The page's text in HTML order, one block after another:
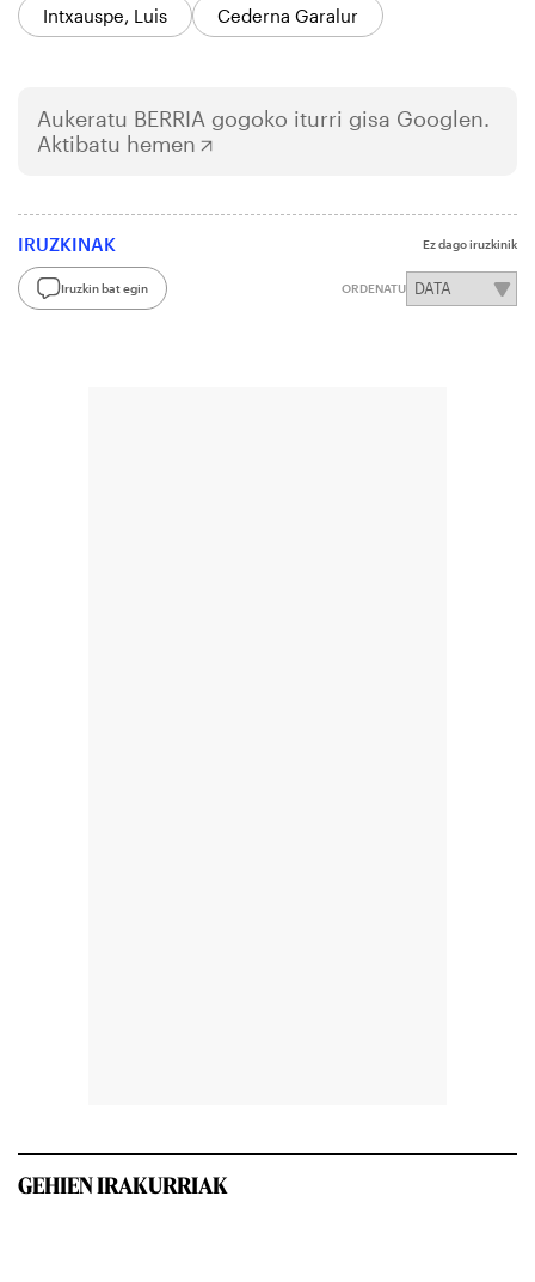
Intxauspe, Luis Cederna Garalur
Aukeratu BERRIA gogoko iturri gisa Googlen.
Aktibatu hemen
IRUZKINAK Ez dago iruzkinik
Iruzkin bat egin ORDENATU
GEHIEN IRAKURRIAK